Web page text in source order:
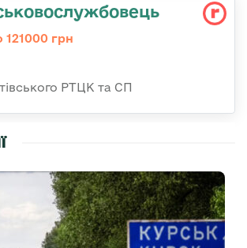
121000 грн
РТЦК та СП